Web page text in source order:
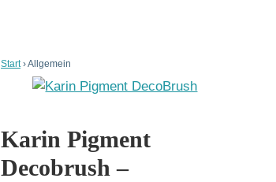
Start›Allgemein
Karin Pigment
Decobrush –